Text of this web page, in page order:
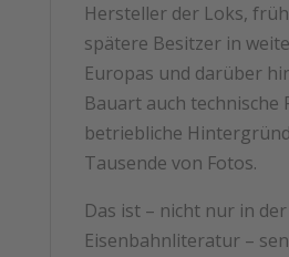
Hersteller der Loks,
spätere Besitzer in
Europas und darüber
Bauart auch technische
betriebliche
Tausende von Fotos.
Das ist – nicht nur in der
Eisenbahnliteratur –